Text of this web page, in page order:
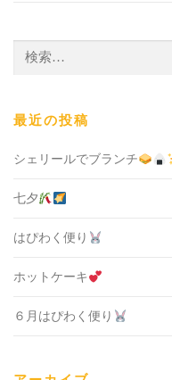
最近の投稿
シェリールでブランチ
七夕
はぴわく便り
ホットケーキ
６月はぴわく便り